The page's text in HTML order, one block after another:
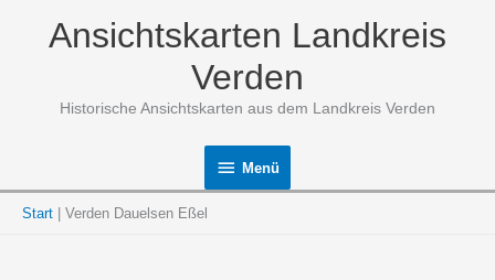
Ansichtskarten Landkreis
Verden
Historische Ansichtskarten aus dem Landkreis Verden
Menü
Menü
Start Verden Dauelsen Eßel